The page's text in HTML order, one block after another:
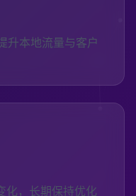
升本地流量与客户
化，长期保持优化